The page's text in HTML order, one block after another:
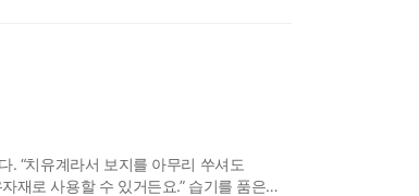
. “치유계라서 보지를 아무리 쑤셔도
재로 사용할 수 있거든요.” 습기를 품은